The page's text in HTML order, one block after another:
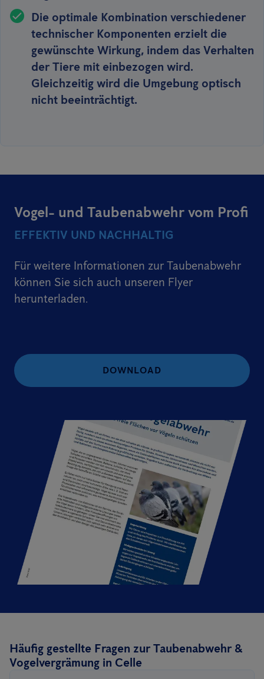
Die optimale Kombination verschiedener
technischer Komponenten erzielt die
gewünschte Wirkung, indem das Verhalten
der Tiere mit einbezogen wird.
Gleichzeitig wird die Umgebung optisch
nicht beeinträchtigt.
Vogel- und Taubenabwehr vom Profi
EFFEKTIV UND NACHHALTIG
Für weitere Informationen zur Taubenabwehr
können Sie sich auch unseren Flyer
herunterladen.
DOWNLOAD
Häufig gestellte Fragen zur Taubenabwehr &
Vogelvergrämung in Celle